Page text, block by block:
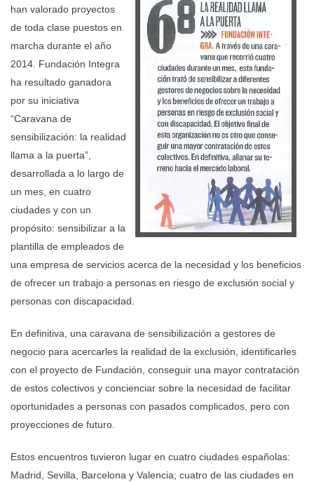
han valorado proyectos
de toda clase puestos en
marcha durante el año
2014. Fundación Integra
ha resultado ganadora
por su iniciativa
“Caravana de
sensibilización: la realidad
llama a la puerta”,
desarrollada a lo largo de
un mes, en cuatro
ciudades y con un
propósito: sensibilizar a la
plantilla de empleados de
una empresa de servicios acerca de la necesidad y los beneficios
de ofrecer un trabajo a personas en riesgo de exclusión social y
personas con discapacidad.
En definitiva, una caravana de sensibilización a gestores de
negocio para acercarles la realidad de la exclusión, identificarles
con el proyecto de Fundación, conseguir una mayor contratación
de estos colectivos y concienciar sobre la necesidad de facilitar
oportunidades a personas con pasados complicados, pero con
proyecciones de futuro.
Estos encuentros tuvieron lugar en cuatro ciudades españolas:
Madrid, Sevilla, Barcelona y Valencia; cuatro de las ciudades en